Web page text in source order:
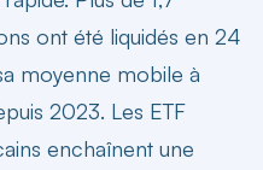
ont été liquidés en 24
moyenne mobile à
2023. Les ETF
enchaînent une